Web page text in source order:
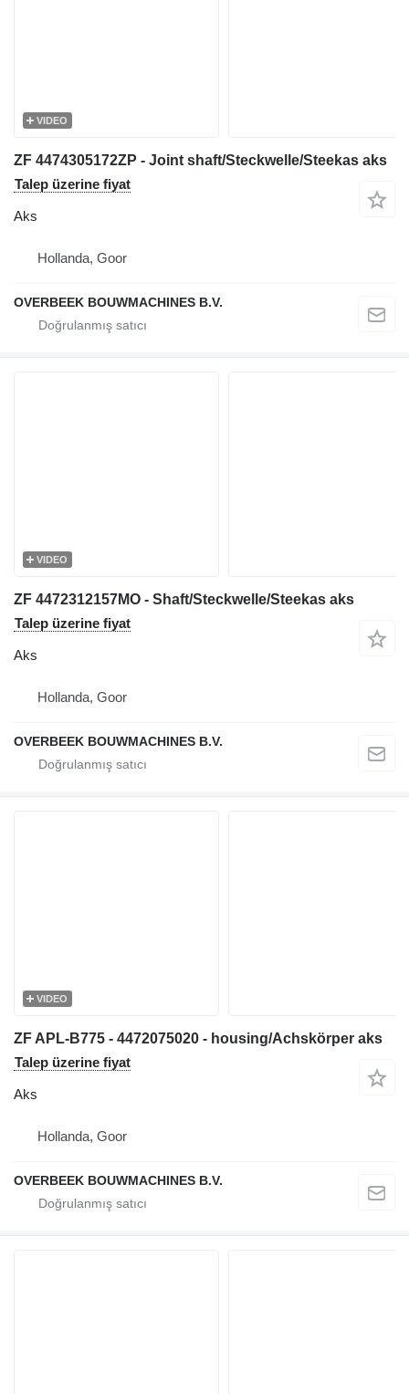
VIDEO
ZF 4474305172ZP - Joint shaft/Steckwelle/Steekas aks
Talep üzerine fiyat
Aks
Hollanda, Goor
OVERBEEK BOUWMACHINES B.V.
VIDEO
ZF 4472312157MO - Shaft/Steckwelle/Steekas aks
Talep üzerine fiyat
Aks
Hollanda, Goor
OVERBEEK BOUWMACHINES B.V.
VIDEO
ZF APL-B775 - 4472075020 - housing/Achskörper aks
Talep üzerine fiyat
Aks
Hollanda, Goor
OVERBEEK BOUWMACHINES B.V.